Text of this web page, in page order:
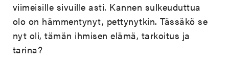
viimeisille sivuille asti. Kannen sulkeuduttua
olo on hämmentynyt, pettynytkin. Tässäkö se
nyt oli, tämän ihmisen elämä, tarkoitus ja
tarina?